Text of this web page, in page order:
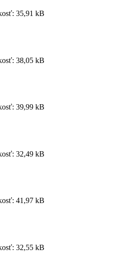
35,91 kB
38,05 kB
39,99 kB
32,49 kB
41,97 kB
32,55 kB